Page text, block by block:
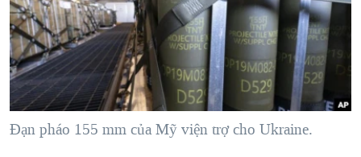
"Tìm"NGƯỜI VIỆT HẢI NGOẠI
ĐỜI SỐNG
KINH TẾ
KHOA HỌC
SỨC KHOẺ
TẠI
HÀNH TRÌNH BẦU CỬ 2024
MỘT NĂM CHIẾN TRANH TẠI DẢI GAZA
GIẢI MÃ VÀNH ĐAI & CON ĐƯỜNG
VIDEO
NGHE
MẠNG XÃ HỘI
Đạn pháo 155 mm của Mỹ viện trợ cho Ukraine.